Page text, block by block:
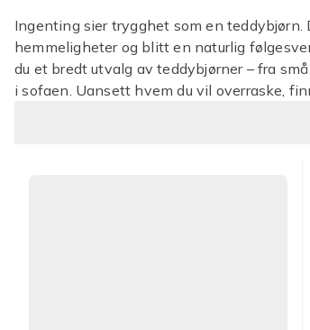
Ingenting sier trygghet som en
hemmeligheter og blitt en naturlig
du et bredt utvalg av teddybjørner – fra
i sofaen. Uansett hvem du vil overraske,